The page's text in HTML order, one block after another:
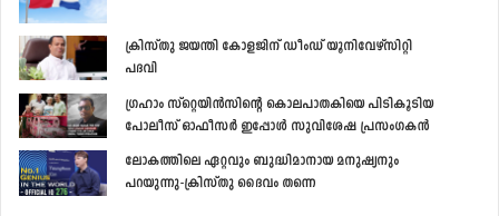
ക്രിസ്തു ജയന്തി കോളജിന് ഡീംഡ് യൂനിവേഴ്‌സിറ്റി
പദവി
ഗ്രഹാം സ്‌റ്റെയിന്‍സിന്റെ കൊലപാതകിയെ പിടികൂടിയ
പോലീസ് ഓഫീസര്‍ ഇപ്പോള്‍ സുവിശേഷ പ്രസംഗകന്‍
ലോകത്തിലെ ഏറ്റവും ബുദ്ധിമാനായ മനുഷ്യനും
പറയുന്നു-ക്രിസ്തു ദൈവം തന്നെ